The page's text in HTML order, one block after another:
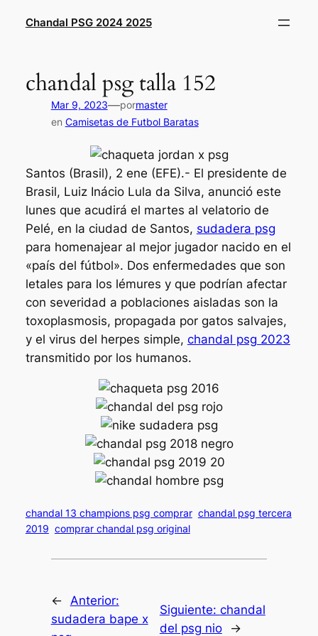
Chandal PSG 2024 2025
chandal psg talla 152
Mar 9, 2023—pormaster
en Camisetas de Futbol Baratas
Santos (Brasil), 2 ene (EFE).- El presidente de
Brasil, Luiz Inácio Lula da Silva, anunció este
lunes que acudirá el martes al velatorio de
Pelé, en la ciudad de Santos, sudadera psg
para homenajear al mejor jugador nacido en el
«país del fútbol». Dos enfermedades que son
letales para los lémures y que podrían afectar
con severidad a poblaciones aisladas son la
toxoplasmosis, propagada por gatos salvajes,
y el virus del herpes simple, chandal psg 2023
transmitido por los humanos.
chandal 13 champions psg comprar chandal psg tercera
2019 comprar chandal psg original
←
Anterior:
sudadera bape x
Siguiente: chandal
del psg nio
→